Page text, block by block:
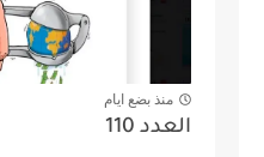
منذ بضع ايام
العدد 110